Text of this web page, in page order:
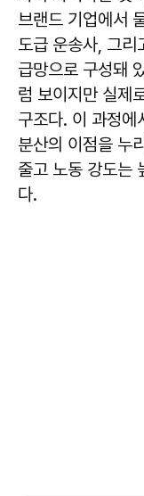
브랜드 기업에서
도급 운송사, 그리
급망으로 구성돼
럼 보이지만 실제
구조다. 이 과정에
분산의 이점을 누
줄고 노동 강도는
다.